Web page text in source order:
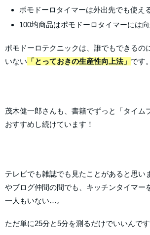
ポモドーロタイマーは外出先でも使え
100均商品はポモドーロタイマーには
ポモドーロテクニックは、誰でもできるの
いない 「とっておきの生産性向上法」 です。
茂木健一郎さんも、書籍でずっと「タイム
おすすめし続けています！
テレビでも雑誌でも見たことがあると思い
やブログ仲間の間でも、キッチンタイマー
一人もいない…。
ただ単に25分と5分を測るだけでいいんです